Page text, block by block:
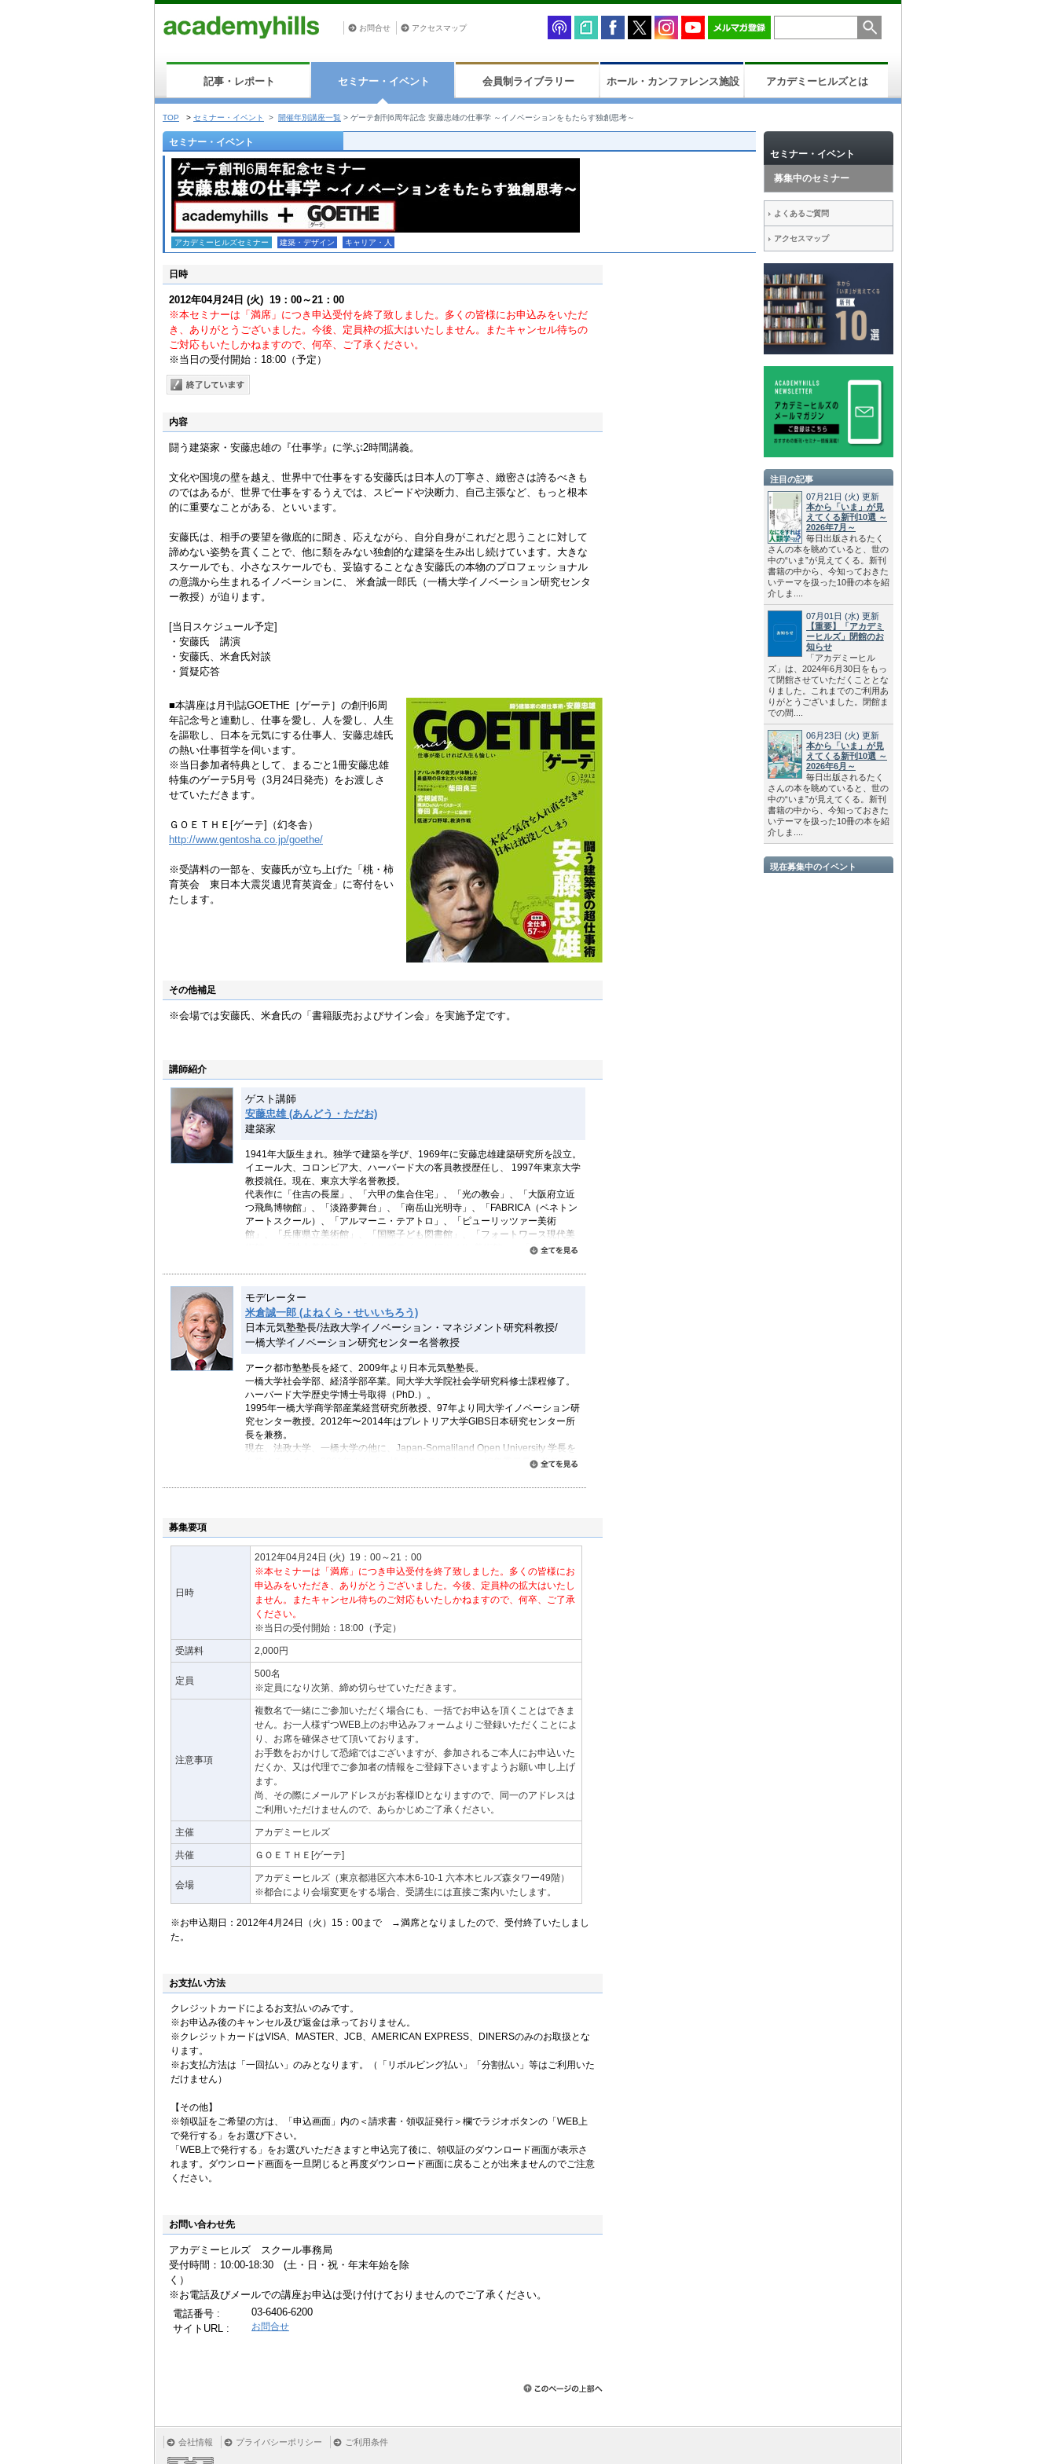
お問合せ アクセスマップ
記事・レポート セミナー・イベント 会員制ライブラリー ホール・カンファレンス施設 アカデミーヒルズとは
TOP > セミナー・イベント > 開催年別講座一覧 > ゲーテ創刊6周年記念 安藤忠雄の仕事学 ～イノベーションをもたらす独創思考～
セミナー・イベント
アカデミーヒルズセミナー 建築・デザイン キャリア・人
日時
2012年04月24日 (火) 19：00～21：00
※本セミナーは「満席」につき申込受付を終了致しました。多くの皆様にお申込みをいただ
き、ありがとうございました。今後、定員枠の拡大はいたしません。またキャンセル待ちの
ご対応もいたしかねますので、何卒、ご了承ください。
※当日の受付開始：18:00（予定）
内容
闘う建築家・安藤忠雄の『仕事学』に学ぶ2時間講義。
文化や国境の壁を越え、世界中で仕事をする安藤氏は日本人の丁寧さ、緻密さは誇るべきも
のではあるが、世界で仕事をするうえでは、スピードや決断力、自己主張など、もっと根本
的に重要なことがある、といいます。
安藤氏は、相手の要望を徹底的に聞き、応えながら、自分自身がこれだと思うことに対して
諦めない姿勢を貫くことで、他に類をみない独創的な建築を生み出し続けています。大きな
スケールでも、小さなスケールでも、妥協することなき安藤氏の本物のプロフェッショナル
の意識から生まれるイノベーションに、 米倉誠一郎氏（一橋大学イノベーション研究センタ
ー教授）が迫ります。
[当日スケジュール予定]
・安藤氏 講演
・安藤氏、米倉氏対談
・質疑応答
■本講座は月刊誌GOETHE［ゲーテ］の創刊6周
年記念号と連動し、仕事を愛し、人を愛し、人生
を謳歌し、日本を元気にする仕事人、安藤忠雄氏
の熱い仕事哲学を伺います。
※当日参加者特典として、まるごと1冊安藤忠雄
特集のゲーテ5月号（3月24日発売）をお渡しさ
せていただきます。
ＧＯＥＴＨＥ[ゲーテ]（幻冬舎）
http://www.gentosha.co.jp/goethe/
※受講料の一部を、安藤氏が立ち上げた「桃・柿
育英会 東日本大震災遺児育英資金」に寄付をい
たします。
その他補足
※会場では安藤氏、米倉氏の「書籍販売およびサイン会」を実施予定です。
講師紹介
ゲスト講師
安藤忠雄 (あんどう・ただお)
建築家
1941年大阪生まれ。独学で建築を学び、1969年に安藤忠雄建築研究所を設立。
イエール大、コロンビア大、ハーバード大の客員教授歴任し、 1997年東京大学
教授就任。現在、東京大学名誉教授。
代表作に「住吉の長屋」、「六甲の集合住宅」、「光の教会」、「大阪府立近
つ飛鳥博物館」、「淡路夢舞台」、「南岳山光明寺」、「FABRICA（ベネトン
アートスクール）、「アルマーニ・テアトロ」、「ピューリッツァー美術
館」、「兵庫県立美術館」、「国際子ども図書館」、「フォートワース現代美
術館」、「地中美術館」、「ホンブロイッヒ/ランゲン美術館」、「表参道ヒル
東横線渋谷駅」「上海保利大劇場」など。
79年「住吉の長屋」で日本建築学会賞、85年アルヴァ・アアルト賞、89年フラ
ンス建築アカデミーゴールドメダル、93年 日本芸術院賞、95年 プリツカー
賞、96年 高松宮殿下記念世界文化賞、97年王立英国建築家協会（RIBA）ゴー
ルドメダル、2002年 アメリカ（AIA）ゴールドメダル、京都賞、03年 文化功労
数。
著書に「建築家 安藤忠雄」（新潮社）「建築を語る」「連戦連敗」（いずれも
東京大学出版会）「安藤忠雄 仕事をつくる—私の履歴書」（日本経済新聞出
版社）など。
モデレーター
米倉誠一郎 (よねくら・せいいちろう)
日本元気塾塾長/法政大学イノベーション・マネジメント研究科教授/
一橋大学イノベーション研究センター名誉教授
アーク都市塾塾長を経て、2009年より日本元気塾塾長。
一橋大学社会学部、経済学部卒業。同大学大学院社会学研究科修士課程修了。
ハーバード大学歴史学博士号取得（PhD.）。
1995年一橋大学商学部産業経営研究所教授、97年より同大学イノベーション研
究センター教授。2012年〜2014年はプレトリア大学GIBS日本研究センター所
長を兼務。
現在、法政大学、一橋大学の他に、Japan-Somaliland Open University 学長を
も務める。また、2001年より『一橋ビジネスレビュー』編集委員長を兼任して
イノベーションを核とした企業の経営戦略と発展プロセス、組織の史的研究を
募集要項
日時
2012年04月24日 (火) 19：00～21：00
※本セミナーは「満席」につき申込受付を終了致しました。多くの皆様にお
申込みをいただき、ありがとうございました。今後、定員枠の拡大はいたし
ません。またキャンセル待ちのご対応もいたしかねますので、何卒、ご了承
ください。
※当日の受付開始：18:00（予定）
受講料 2,000円
定員
500名
※定員になり次第、締め切らせていただきます。
注意事項
複数名で一緒にご参加いただく場合にも、一括でお申込を頂くことはできま
せん。お一人様ずつWEB上のお申込みフォームよりご登録いただくことによ
り、お席を確保させて頂いております。
お手数をおかけして恐縮ではございますが、参加されるご本人にお申込いた
だくか、又は代理でご参加者の情報をご登録下さいますようお願い申し上げ
ます。
尚、その際にメールアドレスがお客様IDとなりますので、同一のアドレスは
ご利用いただけませんので、あらかじめご了承ください。
主催 アカデミーヒルズ
共催 ＧＯＥＴＨＥ[ゲーテ]
会場
アカデミーヒルズ（東京都港区六本木6-10-1 六本木ヒルズ森タワー49階）
※都合により会場変更をする場合、受講生には直接ご案内いたします。
※お申込期日：2012年4月24日（火）15：00まで →満席となりましたので、受付終了いたしまし
た。
お支払い方法
クレジットカードによるお支払いのみです。
※お申込み後のキャンセル及び返金は承っておりません。
※クレジットカードはVISA、MASTER、JCB、AMERICAN EXPRESS、DINERSのみのお取扱とな
ります。
※お支払方法は「一回払い」のみとなります。（「リボルビング払い」「分割払い」等はご利用いた
だけません）
【その他】
※領収証をご希望の方は、「申込画面」内の＜請求書・領収証発行＞欄でラジオボタンの「WEB上
で発行する」をお選び下さい。
「WEB上で発行する」をお選びいただきますと申込完了後に、領収証のダウンロード画面が表示さ
れます。ダウンロード画面を一旦閉じると再度ダウンロード画面に戻ることが出来ませんのでご注意
ください。
お問い合わせ先
アカデミーヒルズ スクール事務局
受付時間：10:00-18:30 (土・日・祝・年末年始を除
く）
※お電話及びメールでの講座お申込は受け付けておりませんのでご了承ください。
電話番号 :
03-6406-6200
サイトURL :
お問合せ
セミナー・イベント
募集中のセミナー
よくあるご質問
アクセスマップ
注目の記事
07月21日 (火) 更新
本から「いま」が見
えてくる新刊10選 ～
2026年7月～
毎日出版されるたく
さんの本を眺めていると、世の
中の“いま”が見えてくる。新刊
書籍の中から、今知っておきた
いテーマを扱った10冊の本を紹
介しま....
07月01日 (水) 更新
【重要】「アカデミ
ーヒルズ」閉館のお
知らせ
「アカデミーヒル
ズ」は、2024年6月30日をもっ
て閉館させていただくこととな
りました。これまでのご利用あ
りがとうございました。閉館ま
での間....
06月23日 (火) 更新
本から「いま」が見
えてくる新刊10選 ～
2026年6月～
毎日出版されるたく
さんの本を眺めていると、世の
中の“いま”が見えてくる。新刊
書籍の中から、今知っておきた
いテーマを扱った10冊の本を紹
介しま....
現在募集中のイベント
会社情報 プライバシーポリシー ご利用条件